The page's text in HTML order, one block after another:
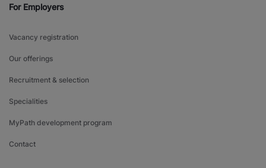
For Employers
Vacancy registration
Our offerings
Recruitment & selection
Specialities
MyPath development program
Contact